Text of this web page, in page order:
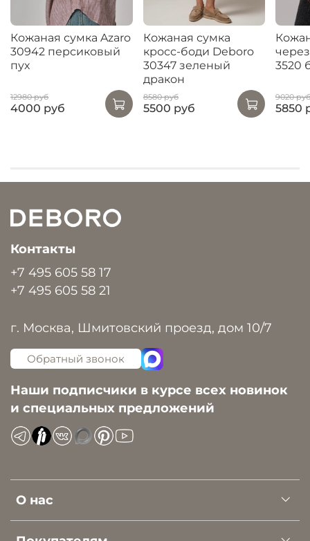
Кожаная сумка Azaro
30942 персиковый
пух
12980 руб
4000 руб
Кожаная сумка
кросс-боди Deboro
30347 зеленый
дракон
8580 руб
5500 руб
3520
9020 руб
5850
О нас
Контакты
+7 495 605 58 17
+7 495 605 58 21
г. Москва, Шмитовский проезд, дом 10/7
Обратный звонок
Наши подписчики в курсе всех новинок
и специальных предложений